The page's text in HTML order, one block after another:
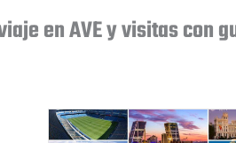
en AVE y visitas con